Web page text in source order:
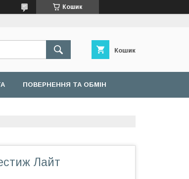
Кошик
Кошик
ПОВЕРНЕННЯ ТА ОБМІН
Лайт